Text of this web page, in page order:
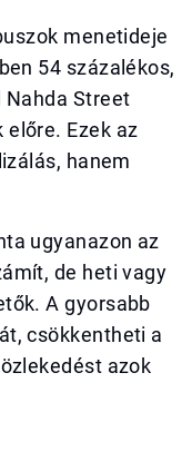
menetideje
54 százalékos,
Nahda Street
Ezek az
hanem
ugyanazon az
de heti vagy
A gyorsabb
csökkentheti a
azok